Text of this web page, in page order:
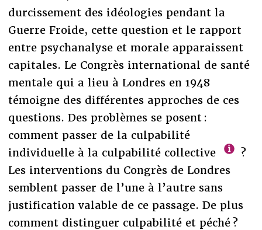
durcissement des idéologies pendant la
Guerre Froide, cette question et le rapport
entre psychanalyse et morale apparaissent
capitales. Le Congrès international de santé
mentale qui a lieu à Londres en 1948
témoigne des différentes approches de ces
questions. Des problèmes se posent :
comment passer de la culpabilité
individuelle à la culpabilité collective
?
Les interventions du Congrès de Londres
semblent passer de l’une à l’autre sans
justification valable de ce passage. De plus
comment distinguer culpabilité et péché ?